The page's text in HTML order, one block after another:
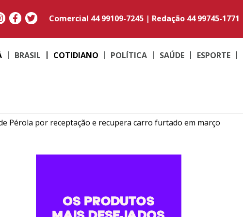
Comercial 44 99109-7245 | Redação 44 99745-1771
BRASIL COTIDIANO POLÍTICA SAÚDE ESPORTE
Pérola por receptação e recupera carro furtado em março
maconha e PM apreende moto adulterada em Perobal